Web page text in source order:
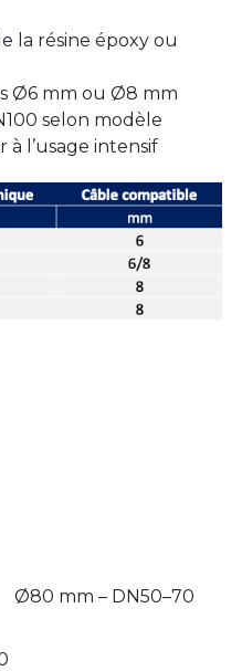
la résine époxy ou
Ø6 mm ou Ø8 mm
selon modèle
l’usage intensif
Ø80 mm – DN50–70